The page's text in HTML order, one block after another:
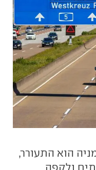
הוא התעורר,
ולקפה